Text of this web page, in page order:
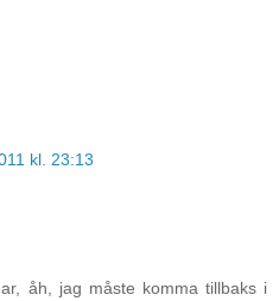
kl. 23:13
åh, jag måste komma tillbaks i